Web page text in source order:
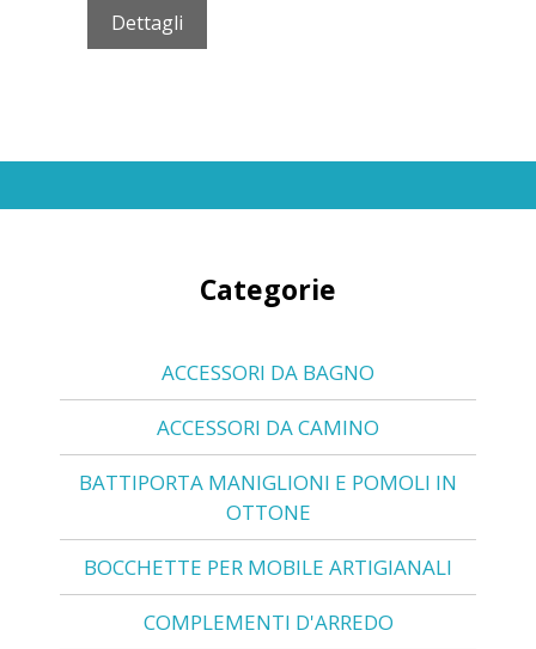
Dettagli
Categorie
ACCESSORI DA BAGNO
ACCESSORI DA CAMINO
BATTIPORTA MANIGLIONI E POMOLI IN
OTTONE
BOCCHETTE PER MOBILE ARTIGIANALI
COMPLEMENTI D'ARREDO